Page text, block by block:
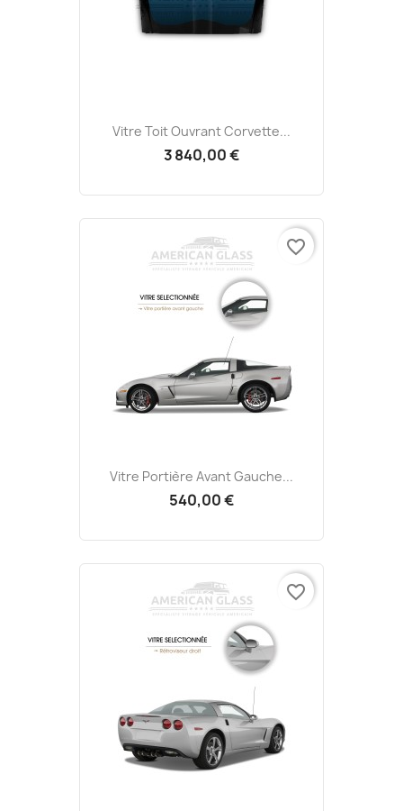
Vitre Toit Ouvrant Corvette...
3 840,00 €
Vitre Portière Avant Gauche...
540,00 €
favorite_border
favorite_border